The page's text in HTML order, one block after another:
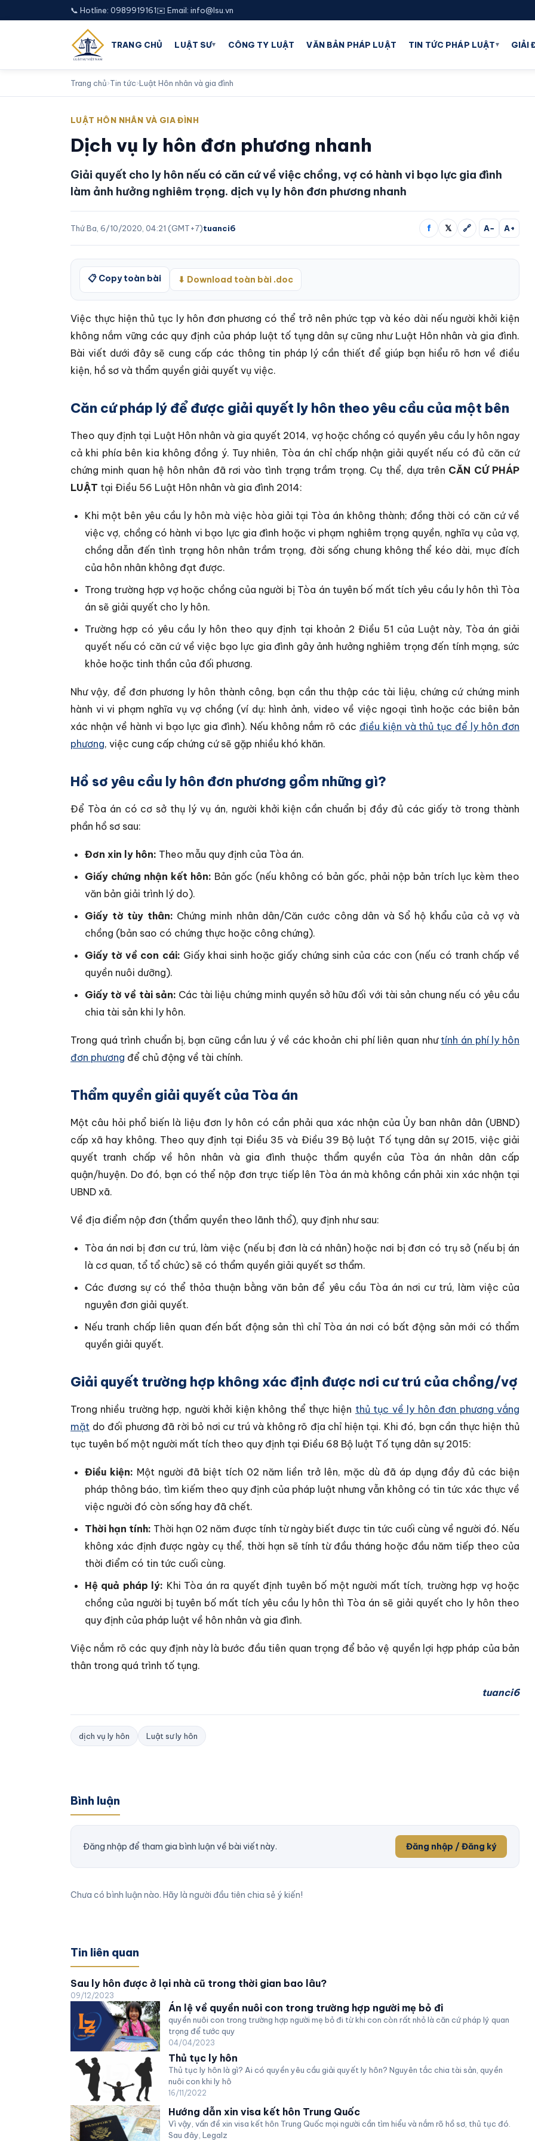
📞 Hotline: 0989919161✉️ Email: info@lsu.vn
TRANG CHỦ LUẬT SƯ▾ CÔNG TY LUẬT VĂN BẢN PHÁP LUẬT TIN TỨC PHÁP LUẬT▾ GIẢI
Trang chủ›Tin tức›Luật Hôn nhân và gia đình
LUẬT HÔN NHÂN VÀ GIA ĐÌNH
Dịch vụ ly hôn đơn phương nhanh
Giải quyết cho ly hôn nếu có căn cứ về việc chồng, vợ có hành vi bạo lực gia đình
làm ảnh hưởng nghiêm trọng. dịch vụ ly hôn đơn phương nhanh
Thứ Ba, 6/10/2020, 04:21 (GMT+7)tuanci6 f 𝕏 🔗 A− A+
📋 Copy toàn bài ⬇ Download toàn bài .doc
Việc thực hiện thủ tục ly hôn đơn phương có thể trở nên phức tạp và kéo dài nếu người khởi kiện
không nắm vững các quy định của pháp luật tố tụng dân sự cũng như Luật Hôn nhân và gia đình.
Bài viết dưới đây sẽ cung cấp các thông tin pháp lý cần thiết để giúp bạn hiểu rõ hơn về điều
kiện, hồ sơ và thẩm quyền giải quyết vụ việc.
Căn cứ pháp lý để được giải quyết ly hôn theo yêu cầu của một bên
Theo quy định tại Luật Hôn nhân và gia quyết 2014, vợ hoặc chồng có quyền yêu cầu ly hôn ngay
cả khi phía bên kia không đồng ý. Tuy nhiên, Tòa án chỉ chấp nhận giải quyết nếu có đủ căn cứ
chứng minh quan hệ hôn nhân đã rơi vào tình trạng trầm trọng. Cụ thể, dựa trên CĂN CỨ PHÁP
LUẬT tại Điều 56 Luật Hôn nhân và gia đình 2014:
Khi một bên yêu cầu ly hôn mà việc hòa giải tại Tòa án không thành; đồng thời có căn cứ về
việc vợ, chồng có hành vi bạo lực gia đình hoặc vi phạm nghiêm trọng quyền, nghĩa vụ của vợ,
chồng dẫn đến tình trạng hôn nhân trầm trọng, đời sống chung không thể kéo dài, mục đích
của hôn nhân không đạt được.
Trong trường hợp vợ hoặc chồng của người bị Tòa án tuyên bố mất tích yêu cầu ly hôn thì Tòa
án sẽ giải quyết cho ly hôn.
Trường hợp có yêu cầu ly hôn theo quy định tại khoản 2 Điều 51 của Luật này, Tòa án giải
quyết nếu có căn cứ về việc bạo lực gia đình gây ảnh hưởng nghiêm trọng đến tính mạng, sức
khỏe hoặc tinh thần của đối phương.
Như vậy, để đơn phương ly hôn thành công, bạn cần thu thập các tài liệu, chứng cứ chứng minh
hành vi vi phạm nghĩa vụ vợ chồng (ví dụ: hình ảnh, video về việc ngoại tình hoặc các biên bản
xác nhận về hành vi bạo lực gia đình). Nếu không nắm rõ các điều kiện và thủ tục để ly hôn đơn
phương, việc cung cấp chứng cứ sẽ gặp nhiều khó khăn.
Hồ sơ yêu cầu ly hôn đơn phương gồm những gì?
Để Tòa án có cơ sở thụ lý vụ án, người khởi kiện cần chuẩn bị đầy đủ các giấy tờ trong thành
phần hồ sơ sau:
Đơn xin ly hôn: Theo mẫu quy định của Tòa án.
Giấy chứng nhận kết hôn: Bản gốc (nếu không có bản gốc, phải nộp bản trích lục kèm theo
văn bản giải trình lý do).
Giấy tờ tùy thân: Chứng minh nhân dân/Căn cước công dân và Sổ hộ khẩu của cả vợ và
chồng (bản sao có chứng thực hoặc công chứng).
Giấy tờ về con cái: Giấy khai sinh hoặc giấy chứng sinh của các con (nếu có tranh chấp về
quyền nuôi dưỡng).
Giấy tờ về tài sản: Các tài liệu chứng minh quyền sở hữu đối với tài sản chung nếu có yêu cầu
chia tài sản khi ly hôn.
Trong quá trình chuẩn bị, bạn cũng cần lưu ý về các khoản chi phí liên quan như tính án phí ly hôn
đơn phương để chủ động về tài chính.
Thẩm quyền giải quyết của Tòa án
Một câu hỏi phổ biến là liệu đơn ly hôn có cần phải qua xác nhận của Ủy ban nhân dân (UBND)
cấp xã hay không. Theo quy định tại Điều 35 và Điều 39 Bộ luật Tố tụng dân sự 2015, việc giải
quyết tranh chấp về hôn nhân và gia đình thuộc thẩm quyền của Tòa án nhân dân cấp
quận/huyện. Do đó, bạn có thể nộp đơn trực tiếp lên Tòa án mà không cần phải xin xác nhận tại
UBND xã.
Về địa điểm nộp đơn (thẩm quyền theo lãnh thổ), quy định như sau:
Tòa án nơi bị đơn cư trú, làm việc (nếu bị đơn là cá nhân) hoặc nơi bị đơn có trụ sở (nếu bị án
là cơ quan, tổ tổ chức) sẽ có thẩm quyền giải quyết sơ thẩm.
Các đương sự có thể thỏa thuận bằng văn bản để yêu cầu Tòa án nơi cư trú, làm việc của
nguyên đơn giải quyết.
Nếu tranh chấp liên quan đến bất động sản thì chỉ Tòa án nơi có bất động sản mới có thẩm
quyền giải quyết.
Giải quyết trường hợp không xác định được nơi cư trú của chồng/vợ
Trong nhiều trường hợp, người khởi kiện không thể thực hiện thủ tục về ly hôn đơn phương vắng
mặt do đối phương đã rời bỏ nơi cư trú và không rõ địa chỉ hiện tại. Khi đó, bạn cần thực hiện thủ
tục tuyên bố một người mất tích theo quy định tại Điều 68 Bộ luật Tố tụng dân sự 2015:
Điều kiện: Một người đã biệt tích 02 năm liền trở lên, mặc dù đã áp dụng đầy đủ các biện
pháp thông báo, tìm kiếm theo quy định của pháp luật nhưng vẫn không có tin tức xác thực về
việc người đó còn sống hay đã chết.
Thời hạn tính: Thời hạn 02 năm được tính từ ngày biết được tin tức cuối cùng về người đó. Nếu
không xác định được ngày cụ thể, thời hạn sẽ tính từ đầu tháng hoặc đầu năm tiếp theo của
thời điểm có tin tức cuối cùng.
Hệ quả pháp lý: Khi Tòa án ra quyết định tuyên bố một người mất tích, trường hợp vợ hoặc
chồng của người bị tuyên bố mất tích yêu cầu ly hôn thì Tòa án sẽ giải quyết cho ly hôn theo
quy định của pháp luật về hôn nhân và gia đình.
Việc nắm rõ các quy định này là bước đầu tiên quan trọng để bảo vệ quyền lợi hợp pháp của bản
thân trong quá trình tố tụng.
tuanci6
dịch vụ ly hôn Luật sư ly hôn
Bình luận
Đăng nhập để tham gia bình luận về bài viết này. Đăng nhập / Đăng ký
Chưa có bình luận nào. Hãy là người đầu tiên chia sẻ ý kiến!
Tin liên quan
Sau ly hôn được ở lại nhà cũ trong thời gian bao lâu?
09/12/2023
Án lệ về quyền nuôi con trong trường hợp người mẹ bỏ đi
quyền nuôi con trong trường hợp người mẹ bỏ đi từ khi con còn rất nhỏ là căn cứ pháp lý quan
trọng để tước quy
04/04/2023
Thủ tục ly hôn
Thủ tục ly hôn là gì? Ai có quyền yêu cầu giải quyết ly hôn? Nguyên tắc chia tài sản, quyền
nuôi con khi ly hô
16/11/2022
Hướng dẫn xin visa kết hôn Trung Quốc
Vì vậy, vấn đề xin visa kết hôn Trung Quốc mọi người cần tìm hiểu và nắm rõ hồ sơ, thủ tục đó.
Sau đây, Legalz